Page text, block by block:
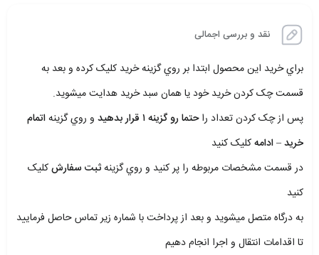
نقد و بررسی اجمالی
براي خريد اين محصول ابتدا بر روي گزينه خريد کليک کرده و بعد به
قسمت چک کردن خريد خود يا همان سبد خريد هدايت ميشويد.
پس از چک کردن تعداد راحتما رو گزينه ۱ قرار بدهيد و روي گزينهاتمام
خريد – ادامهکليک کنيد
در قسمت مشخصات مربوطه را پر کنيد و روي گزينهثبت سفارشکليک
کنيد
به درگاه متصل ميشويد و بعد از پرداخت با شماره زير تماس حاصل فرماييد
تا اقدامات انتقال و اجرا انجام دهيم